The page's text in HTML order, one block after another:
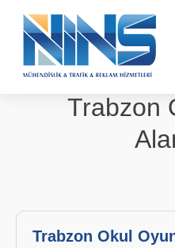
Trabzon
Trabzon Okul